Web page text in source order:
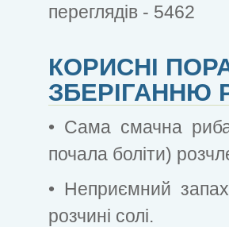
переглядів - 5462
КОРИСНІ
ЗБЕРІГАННЮ
• Сама смачна
почала боліти)
• Неприємний
розчині солі.